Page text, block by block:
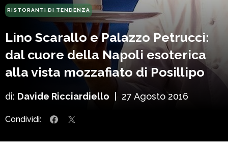
RISTORANTI DI TENDENZA
Lino Scarallo e Palazzo Petrucci:
dal cuore della Napoli esoterica
alla vista mozzafiato di Posillipo
di: Davide Ricciardiello 27 Agosto 2016
Condividi: